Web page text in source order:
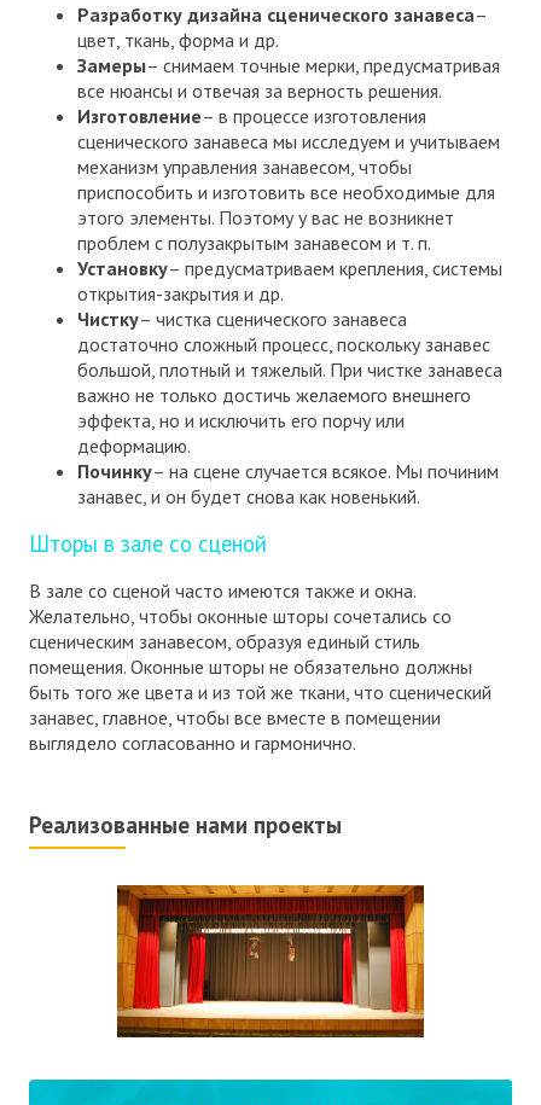
Разработку дизайна сценического занавеса–
цвет, ткань, форма и др.
Замеры– снимаем точные мерки, предусматривая
все нюансы и отвечая за верность решения.
Изготовление– в процессе изготовления
сценического занавеса мы исследуем и учитываем
механизм управления занавесом, чтобы
приспособить и изготовить все необходимые для
этого элементы. Поэтому у вас не возникнет
проблем с полузакрытым занавесом и т. п.
Установку– предусматриваем крепления, системы
открытия-закрытия и др.
Чистку– чистка сценического занавеса
достаточно сложный процесс, поскольку занавес
большой, плотный и тяжелый. При чистке занавеса
важно не только достичь желаемого внешнего
эффекта, но и исключить его порчу или
деформацию.
Починку– на сцене случается всякое. Мы починим
занавес, и он будет снова как новенький.
Шторы в зале со сценой
В зале со сценой часто имеются также и окна.
Желательно, чтобы оконные шторы сочетались со
сценическим занавесом, образуя единый стиль
помещения. Оконные шторы не обязательно должны
быть того же цвета и из той же ткани, что сценический
занавес, главное, чтобы все вместе в помещении
выглядело согласованно и гармонично.
Реализованные нами проекты